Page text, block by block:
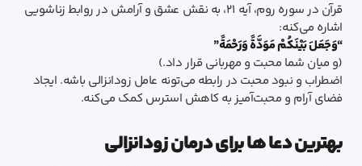
قرآن در سوره روم، آیه ۲۱، به نقش عشق و آرامش در روابط زناشویی
اشاره می‌کنه:
“وَجَعَلَ بَيْنَكُمْ مَوَدَّةً وَرَحْمَةً”
(و میان شما محبت و مهربانی قرار داد.)
اضطراب و نبود محبت در رابطه می‌تونه عامل زودانزالی باشه. ایجاد
فضای آرام و محبت‌آمیز به کاهش استرس کمک می‌کنه.
بهترین دعا ها برای درمان زودانزالی